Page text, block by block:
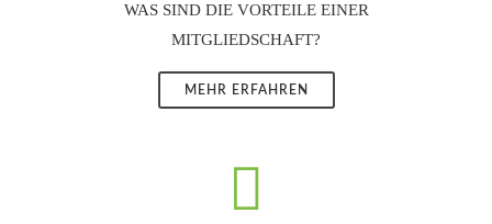
WAS SIND DIE VORTEILE EINER
MITGLIEDSCHAFT?
MEHR ERFAHREN